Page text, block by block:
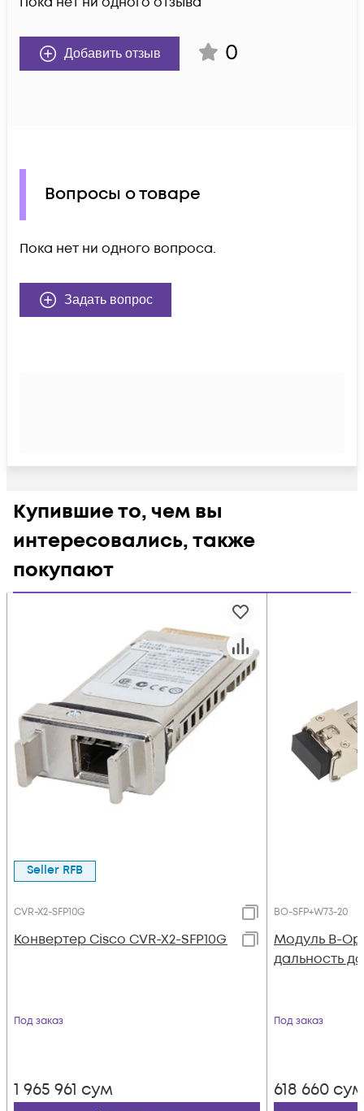
Добавить отзыв 0
Вопросы о товаре
Пока нет ни одного вопроса.
Задать вопрос
Купившие то, чем вы
интересовались, также
покупают
Seller RFB
CVR-X2-SFP10G
Конвертер Cisco CVR-X2-SFP10G
Под заказ
1 965 961 сум
BO-SFP+W73-20
Модуль B-
дальность
Под заказ
618 660 сум